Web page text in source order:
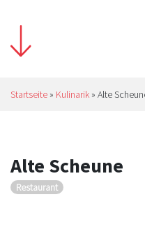
Startseite » Kulinarik » Alte
Alte Scheune
Restaurant